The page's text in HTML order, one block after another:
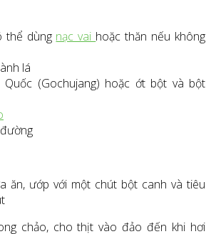
dùng nạc vai hoặc thăn nếu không
lá
Quốc (Gochujang) hoặc ớt bột và bột
ăn, ướp với một chút bột canh và tiêu
chảo, cho thịt vào đảo đến khi hơi